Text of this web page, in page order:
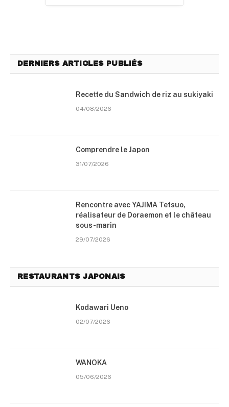
DERNIERS ARTICLES PUBLIÉS
Recette du Sandwich de riz au sukiyaki
04/08/2026
Comprendre le Japon
31/07/2026
Rencontre avec YAJIMA Tetsuo,
réalisateur de Doraemon et le château
sous-marin
29/07/2026
RESTAURANTS JAPONAIS
Kodawari Ueno
02/07/2026
WANOKA
05/06/2026